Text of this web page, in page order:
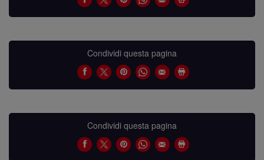
Condividi questa pagina
Condividi questa pagina